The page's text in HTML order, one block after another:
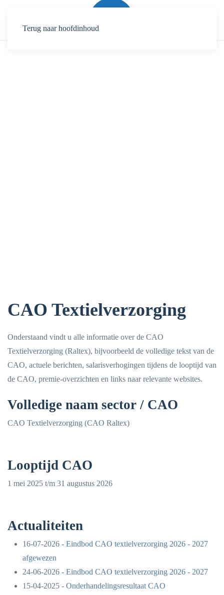
Terug naar hoofdinhoud
CAO Textielverzorging
Onderstaand vindt u alle informatie over de CAO
Textielverzorging (Raltex), bijvoorbeeld de volledige tekst van de
CAO, actuele berichten, salarisverhogingen tijdens de looptijd van
de CAO, premie-overzichten en links naar relevante websites.
Volledige naam sector / CAO
CAO Textielverzorging (CAO Raltex)
Looptijd CAO
1 mei 2025 t/m 31 augustus 2026
Actualiteiten
16-07-2026 - Eindbod CAO textielverzorging 2026 - 2027
afgewezen
24-06-2026 - Eindbod CAO textielverzorging 2026 - 2027
15-04-2025 - Onderhandelingsresultaat CAO